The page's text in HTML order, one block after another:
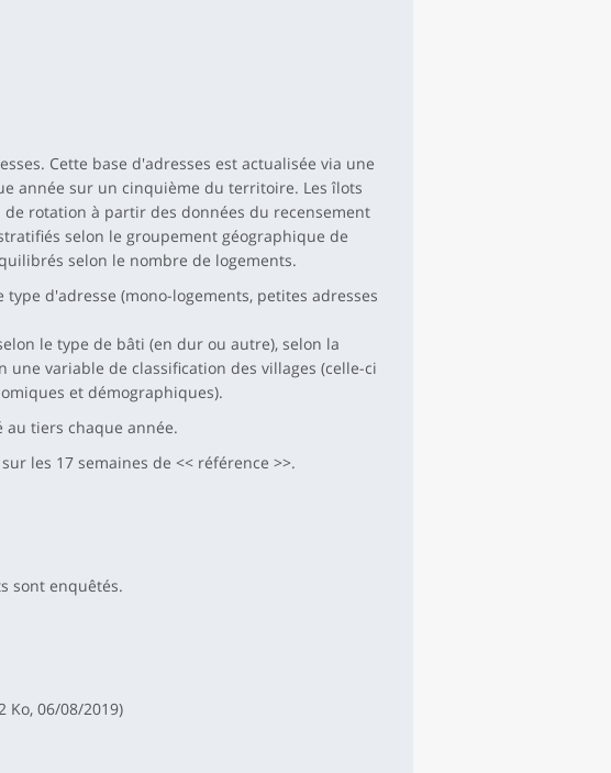
Cette base d'adresses est actualisée via une
année sur un cinquième du territoire. Les îlots
rotation à partir des données du recensement
selon le groupement géographique de
selon le nombre de logements.
d'adresse (mono-logements, petites adresses
le type de bâti (en dur ou autre), selon la
variable de classification des villages (celle-ci
et démographiques).
tiers chaque année.
les 17 semaines de << référence >>.
sont enquêtés.
Ko, 06/08/2019)